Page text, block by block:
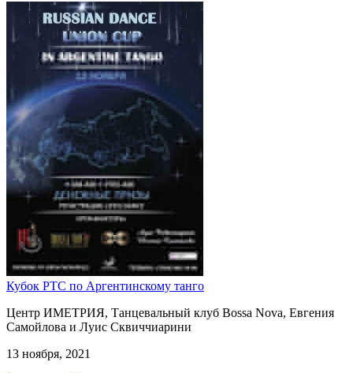
Кубок РТС по Аргентинскому танго
Центр ИМЕТРИЯ, Танцевальный клуб Bossa Nova, Евгения
Самойлова и Луис Сквиччиарини
13 ноября, 2021